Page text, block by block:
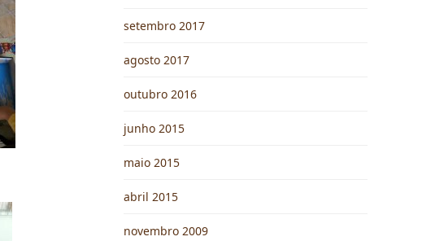
setembro 2017
agosto 2017
outubro 2016
junho 2015
maio 2015
abril 2015
novembro 2009